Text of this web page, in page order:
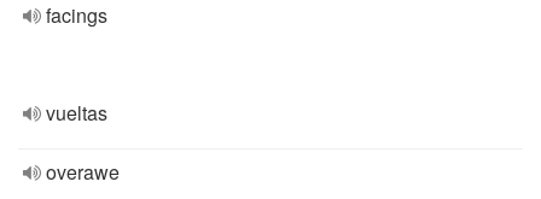
facings
vueltas
overawe